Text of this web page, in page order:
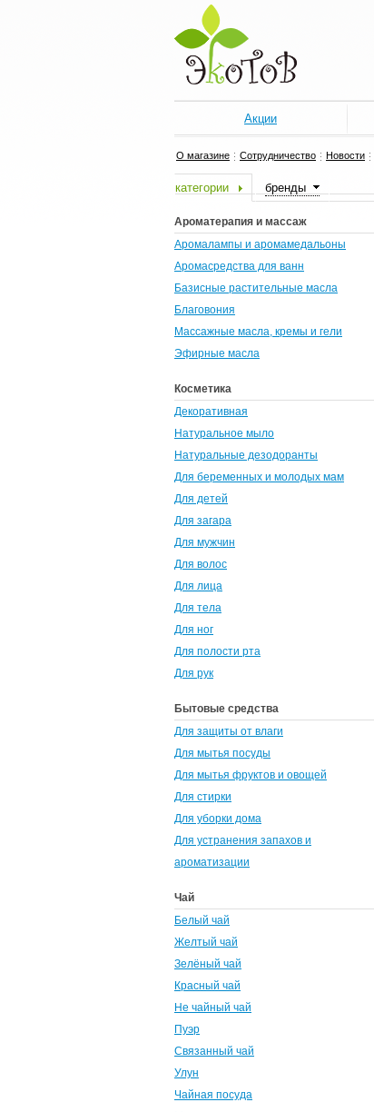
Акции
О магазине Сотрудничество Новости
категории бренды
Ароматерапия и массаж
Аромалампы и аромамедальоны
Аромасредства для ванн
Базисные растительные масла
Благовония
Массажные масла, кремы и гели
Эфирные масла
Косметика
Декоративная
Натуральное мыло
Натуральные дезодоранты
Для беременных и молодых мам
Для детей
Для загара
Для мужчин
Для волос
Для лица
Для тела
Для ног
Для полости рта
Для рук
Бытовые средства
Для защиты от влаги
Для мытья посуды
Для мытья фруктов и овощей
Для стирки
Для уборки дома
Для устранения запахов и
ароматизации
Чай
Белый чай
Желтый чай
Зелёный чай
Красный чай
Не чайный чай
Пуэр
Связанный чай
Улун
Чайная посуда